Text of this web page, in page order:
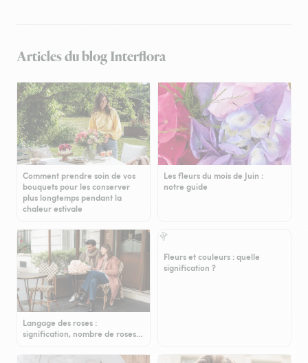
Articles du blog Interflora
Comment prendre soin de vos
bouquets pour les conserver
plus longtemps pendant la
chaleur estivale
Les fleurs du mois de Juin :
notre guide
Langage des roses :
signification, nombre de roses…
Fleurs et couleurs : quelle
signification ?